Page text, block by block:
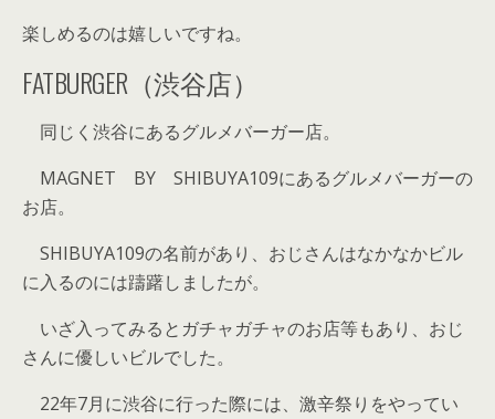
楽しめるのは嬉しいですね。
FATBURGER（渋谷店）
同じく渋谷にあるグルメバーガー店。
MAGNET BY SHIBUYA109にあるグルメバーガーの
お店。
SHIBUYA109の名前があり、おじさんはなかなかビル
に入るのには躊躇しましたが。
いざ入ってみるとガチャガチャのお店等もあり、おじ
さんに優しいビルでした。
22年7月に渋谷に行った際には、激辛祭りをやってい